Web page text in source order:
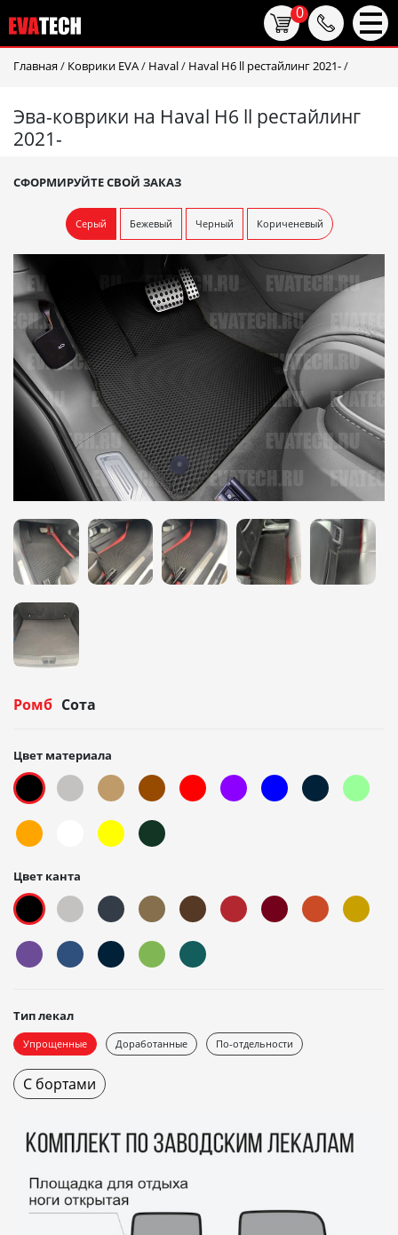
Главная / Коврики EVA/ Haval/ Haval H6 ll рестайлинг 2021-/
Эва-коврики на Haval H6 ll рестайлинг
2021-
СФОРМИРУЙТЕ СВОЙ ЗАКАЗ
Серый Бежевый Черный Кориченевый
Ромб Сота
Цвет материала
Цвет канта
Тип лекал
Упрощенные Доработанные По-отдельности
С бортами
0